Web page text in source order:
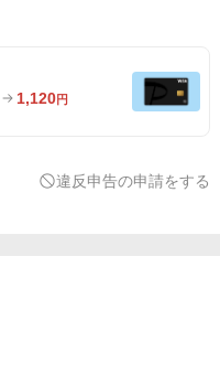
1,120円
違反申告の申請をする